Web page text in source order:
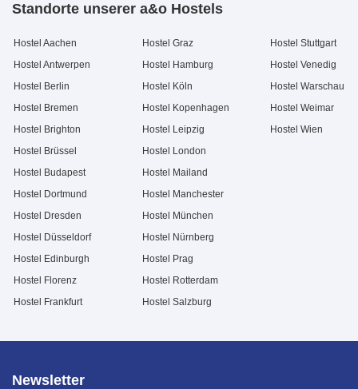
Standorte unserer a&o Hostels
Hostel Aachen
Hostel Antwerpen
Hostel Berlin
Hostel Bremen
Hostel Brighton
Hostel Brüssel
Hostel Budapest
Hostel Dortmund
Hostel Dresden
Hostel Düsseldorf
Hostel Edinburgh
Hostel Florenz
Hostel Frankfurt
Hostel Graz
Hostel Hamburg
Hostel Köln
Hostel Kopenhagen
Hostel Leipzig
Hostel London
Hostel Mailand
Hostel Manchester
Hostel München
Hostel Nürnberg
Hostel Prag
Hostel Rotterdam
Hostel Salzburg
Hostel Stuttgart
Hostel Venedig
Hostel Warschau
Hostel Weimar
Hostel Wien
Newsletter